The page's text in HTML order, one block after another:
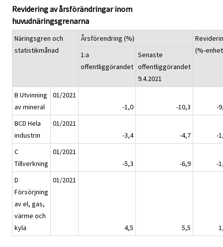
Revidering av årsförändringar inom
huvudnäringsgrenarna
Näringsgren och
statistikmånad
Årsförendring (%)
(%-
1:a
offentliggörandet
Senaste
offentliggörandet
9.4.2021
B Utvinning
av mineral
01/2021
-1,0
-10,3
-
BCD Hela
industrin
01/2021
-3,4
-4,7
-
C
Tillverkning
01/2021
-5,3
-6,9
-
D
Försörjning
av el, gas,
värme och
kyla
01/2021
4,5 5,5